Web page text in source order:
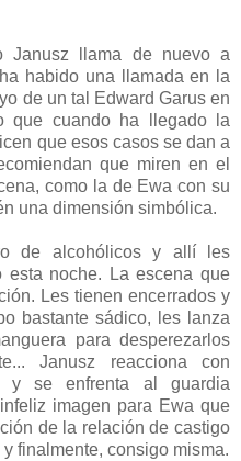
Janusz llama de nuevo a
habido una llamada en la
de un tal Edward Garus en
que cuando ha llegado la
que esos casos se dan a
que miren en el
como la de Ewa con su
una dimensión simbólica.
de alcohólicos y allí les
esta noche. La escena que
Les tienen encerrados y
bastante sádico, les lanza
para desperezarlos
Janusz reacciona con
y se enfrenta al guardia
imagen para Ewa que
de la relación de castigo
finalmente, consigo misma.